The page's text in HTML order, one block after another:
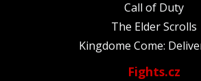
Call of Duty
The Elder Scrolls
Kingdome Come:
Fights.cz